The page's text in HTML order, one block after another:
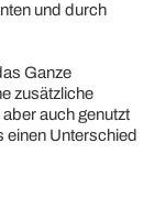
und durch
Ganze
zusätzliche
auch genutzt
einen Unterschied